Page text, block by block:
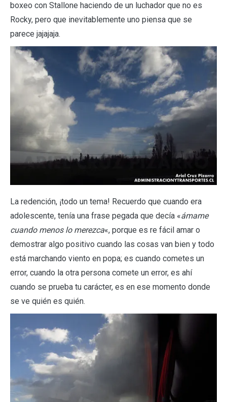
boxeo con Stallone haciendo de un luchador que no es
Rocky, pero que inevitablemente uno piensa que se
parece jajajaja.
La redención, ¡todo un tema! Recuerdo que cuando era
adolescente, tenía una frase pegada que decía «ámame
cuando menos lo merezca«, porque es re fácil amar o
demostrar algo positivo cuando las cosas van bien y todo
está marchando viento en popa; es cuando cometes un
error, cuando la otra persona comete un error, es ahí
cuando se prueba tu carácter, es en ese momento donde
se ve quién es quién.